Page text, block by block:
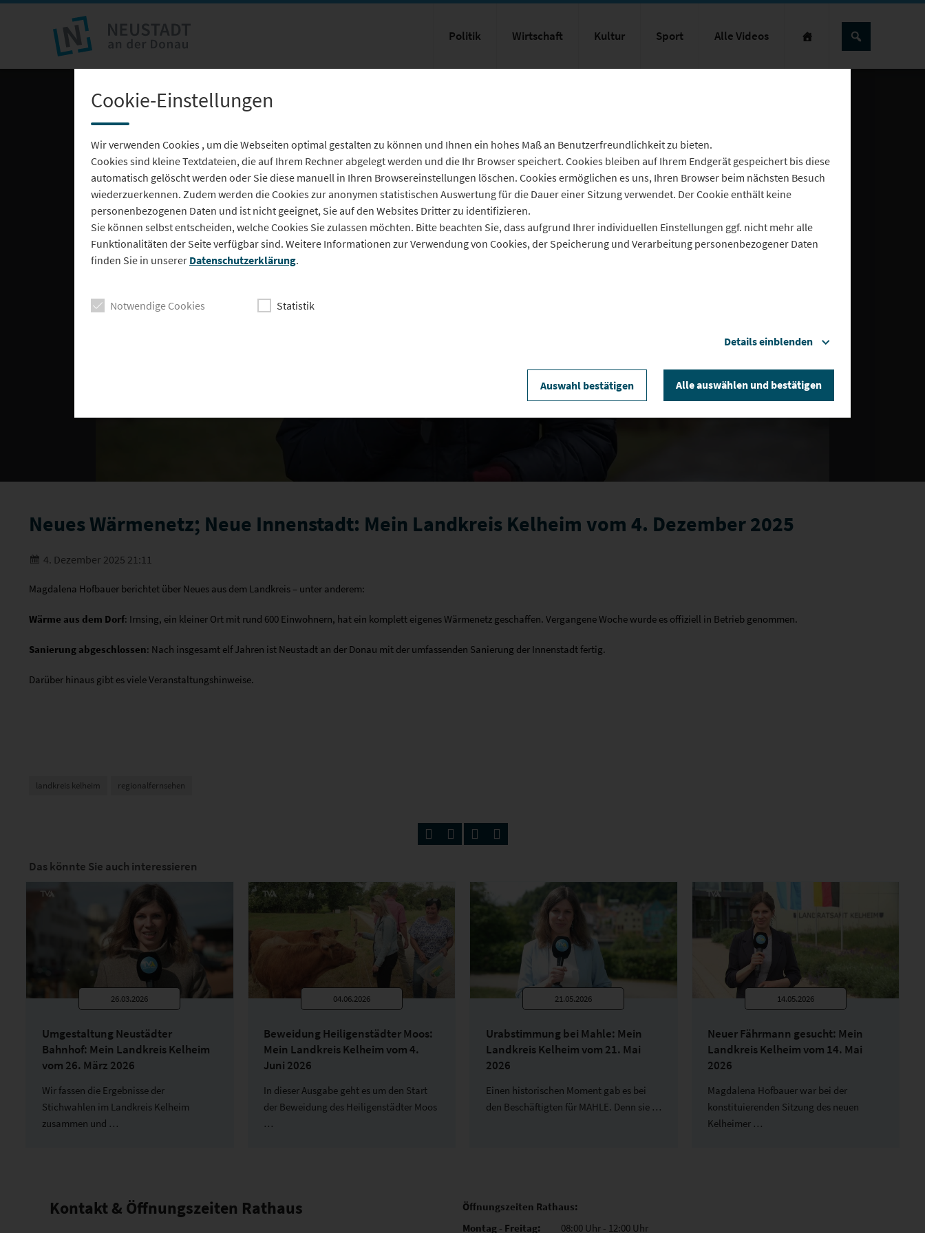
Politik Wirtschaft Kultur Sport Alle Videos
abspielen
Neues Wärmenetz; Neue Innenstadt: Mein Landkreis Kelheim vom 4. Dezember 2025
4. Dezember 2025 21:11
Magdalena Hofbauer berichtet über Neues aus dem Landkreis – unter anderem:
Wärme aus dem Dorf: Irnsing, ein kleiner Ort mit rund 600 Einwohnern, hat ein komplett eigenes Wärmenetz geschaffen. Vergangene Woche wurde es offiziell in Betrieb genommen.
Sanierung abgeschlossen: Nach insgesamt elf Jahren ist Neustadt an der Donau mit der umfassenden Sanierung der Innenstadt fertig.
Darüber hinaus gibt es viele Veranstaltungshinweise.
landkreis kelheim regionalfernsehen
Das könnte Sie auch interessieren
Umgestaltung Neustädter
Bahnhof: Mein Landkreis Kelheim
vom 26. März 2026
Wir fassen die Ergebnisse der
Stichwahlen im Landkreis Kelheim
zusammen und …
26.03.2026
Beweidung Heiligenstädter Moos:
Mein Landkreis Kelheim vom 4.
Juni 2026
In dieser Ausgabe geht es um den Start
der Beweidung des Heiligenstädter Moos
…
04.06.2026
Urabstimmung bei Mahle: Mein
Landkreis Kelheim vom 21. Mai
2026
Einen historischen Moment gab es bei
den Beschäftigten für MAHLE. Denn sie …
21.05.2026
Neuer Fährmann gesucht: Mein
Landkreis Kelheim vom 14. Mai
2026
Magdalena Hofbauer war bei der
konstituierenden Sitzung des neuen
Kelheimer …
14.05.2026
Kontakt & Öffnungszeiten Rathaus
Öffnungszeiten Rathaus:
Montag - Freitag:
08:00 Uhr - 12:00 Uhr
Cookie-Einstellungen
Wir verwenden Cookies , um die Webseiten optimal gestalten zu können und Ihnen ein hohes Maß an Benutzerfreundlichkeit zu bieten.
Cookies sind kleine Textdateien, die auf Ihrem Rechner abgelegt werden und die Ihr Browser speichert. Cookies bleiben auf Ihrem Endgerät gespeichert bis diese
automatisch gelöscht werden oder Sie diese manuell in Ihren Browsereinstellungen löschen. Cookies ermöglichen es uns, Ihren Browser beim nächsten Besuch
wiederzuerkennen. Zudem werden die Cookies zur anonymen statistischen Auswertung für die Dauer einer Sitzung verwendet. Der Cookie enthält keine
personenbezogenen Daten und ist nicht geeignet, Sie auf den Websites Dritter zu identifizieren.
Sie können selbst entscheiden, welche Cookies Sie zulassen möchten. Bitte beachten Sie, dass aufgrund Ihrer individuellen Einstellungen ggf. nicht mehr alle
Funktionalitäten der Seite verfügbar sind. Weitere Informationen zur Verwendung von Cookies, der Speicherung und Verarbeitung personenbezogener Daten
finden Sie in unserer Datenschutzerklärung.
Notwendige Cookies Statistik
Details einblenden
Auswahl bestätigen Alle auswählen und bestätigen